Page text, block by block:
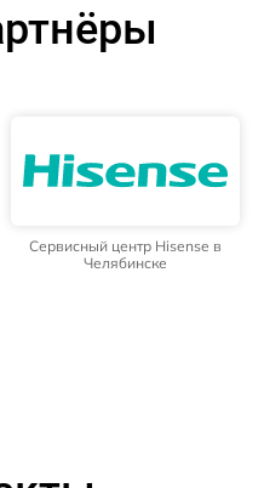
Сервисный центр Hisense в
Челябинске